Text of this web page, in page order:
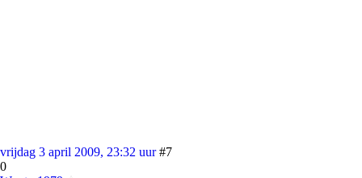
vrijdag 3 april 2009, 23:32 uur #7
0